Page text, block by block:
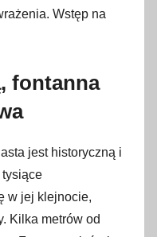
Wstęp na
fontanna
jest historyczną i
tysiące
w jej klejnocie,
Kilka metrów od